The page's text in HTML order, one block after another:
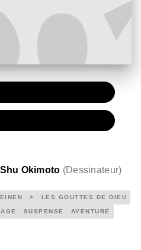
Shu Okimoto (Dessinateur)
> LES GOUTTES DE DIEU
SUSPENSE AVENTURE